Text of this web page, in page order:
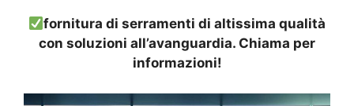
fornitura di serramenti di altissima qualità
con soluzioni all’avanguardia. Chiama per
informazioni!